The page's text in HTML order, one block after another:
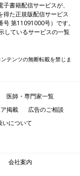
書籍配信サービスが、
得た正規版配信サービス
第11091000号）です。
しているサービスの一覧
テンツの無断転載を禁じま
医師・専門家一覧
掲載
広告のご相談
いについて
会社案内